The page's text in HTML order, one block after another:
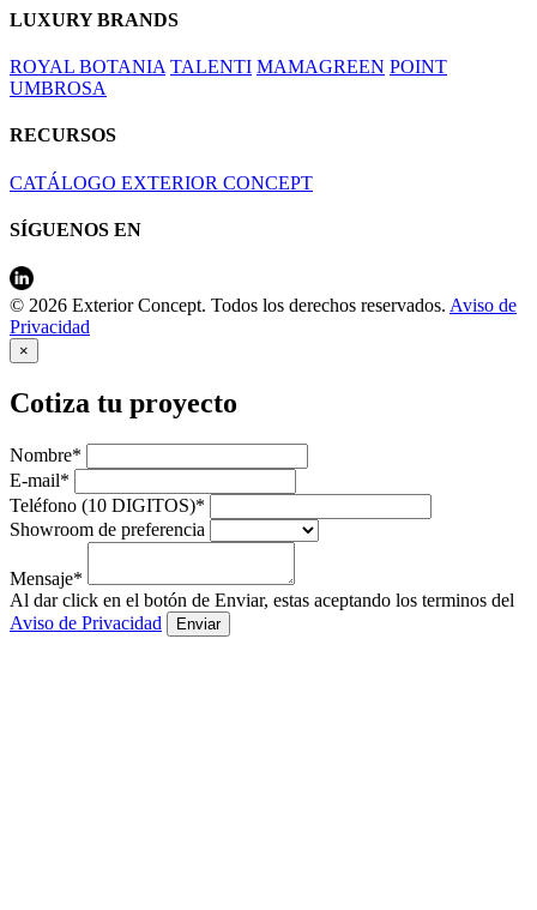
LUXURY BRANDS
ROYAL BOTANIA TALENTI MAMAGREEN POINT
UMBROSA
RECURSOS
CATÁLOGO EXTERIOR CONCEPT
SÍGUENOS EN
© 2026 Exterior Concept. Todos los derechos reservados. Aviso de
Privacidad
×
Cotiza tu proyecto
Nombre*
E-mail*
Teléfono (10 DIGITOS)*
Showroom de preferencia
Mensaje*
Al dar click en el botón de Enviar, estas aceptando los terminos del
Aviso de Privacidad